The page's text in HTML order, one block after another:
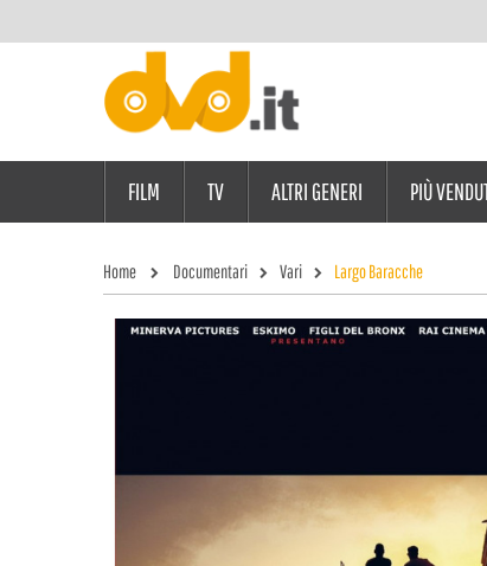
FILM TV ALTRI GENERI PIÙ
Home Documentari Vari Largo Baracche